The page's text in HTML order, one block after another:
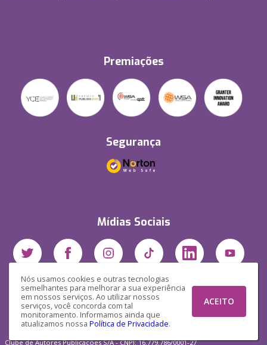
Nós usamos cookies e outras tecnologias
semelhantes para melhorar a sua experiência
em nossos serviços. Ao utilizar nossos
serviços, você concorda com tal
monitoramento. Informamos ainda que
atualizamos nossa Política de Privacidade.
ACEITO
Premiações
Segurança
Mídias Sociais
Clube de Autores Publicações S/A - CNPJ: 16.779.786/0001-27